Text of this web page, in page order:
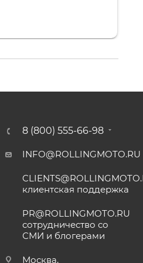
и
8 (800) 555-66-98
INFO@ROLLINGMOTO.RU
клиентская поддержка
PR@ROLLINGMOTO.RU
сотрудничество со
СМИ и блогерами
Москва,